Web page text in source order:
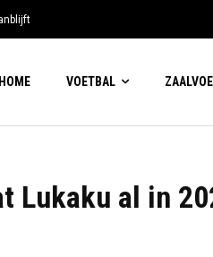
HOME VOETBAL
Lukaku al in